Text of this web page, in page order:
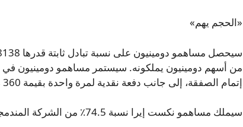
«الحجم يهم»
من أسهم دومينيون يملكونه. سيستمر مساهمو دومينيون في
إتمام الصفقة، إلى جانب دفعة نقدية لمرة واحدة بقيمة 360 مليون دولار عند الإغلاق.
سيملك مساهمو نكست إيرا نسبة 74.5٪ من الشركة المندمجة، بينما سيملك مساهمو دومينيون نسبة 25.5٪.